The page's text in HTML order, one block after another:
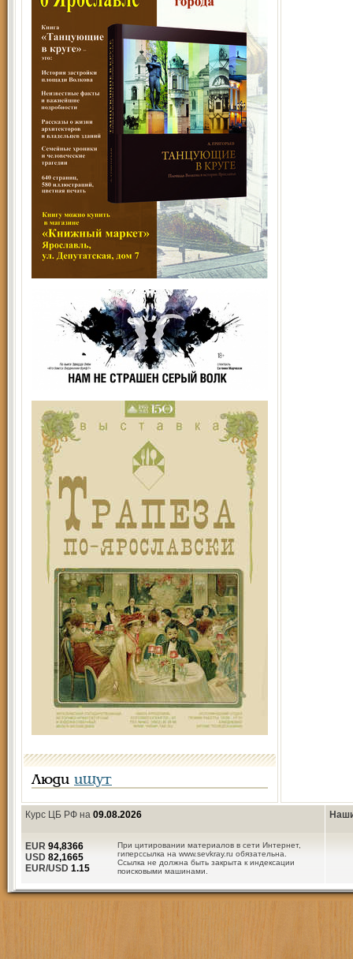
Люди ищут
Курс ЦБ РФ на 09.08.2026
При цитировании материалов в сети Интернет,
гиперссылка на www.sevkray.ru обязательна.
Ссылка не должна быть закрыта к индексации
поисковыми машинами.
EUR 94,8366
USD 82,1665
EUR/USD 1.15